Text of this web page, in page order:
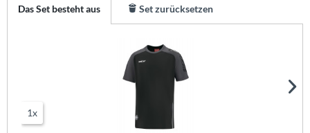
Das Set besteht aus Set zurücksetzen
1x